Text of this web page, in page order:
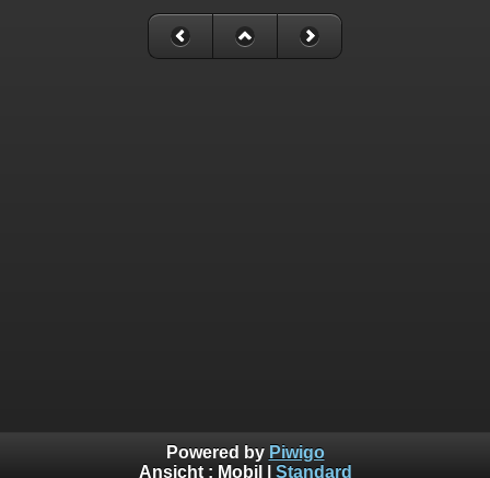
Powered by Piwigo
Ansicht : Mobil Standard